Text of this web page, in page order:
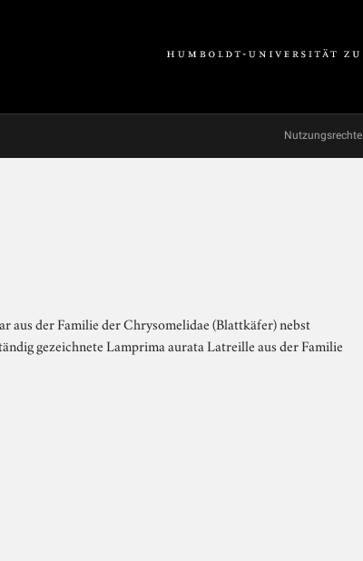
Nutzungsrechte
aus der Familie der Chrysomelidae (Blattkäfer) nebst
gezeichnete Lamprima aurata Latreille aus der Familie